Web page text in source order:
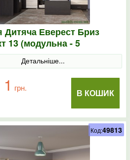
Дитяча Еверест Бриз
13 (модульна - 5
венге/дуб молочний
Детальніше...
В КОШИК
1 грн.
Код:49813